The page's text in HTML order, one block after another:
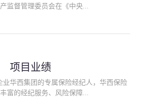
监督管理委员会在《中央...
理成本，提高经营效率；能够为企业提供
、风险防范、风险转移到灾后防损、索赔
家式的服务，拓展和深化由保险公司提供
项目业绩
业华西集团的专属保险经纪人，华西保险
富的经纪服务、风险保障...